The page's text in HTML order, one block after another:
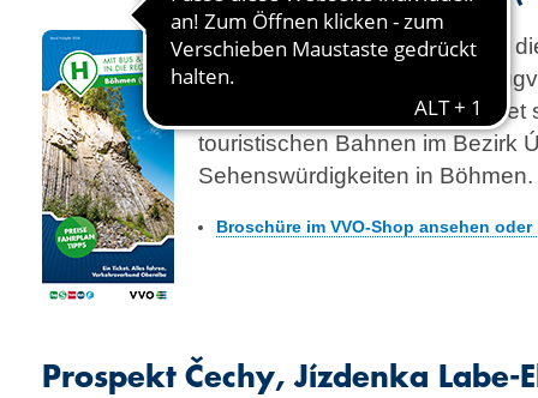
In dieser Broschüre finden Sie
überschreitenden Bus- und
mationen zum Elbe-Labe-
touristischen Bahnen im Bezirk
Sehenswürdigkeiten in Böhmen.
Broschüre im VVO-Shop ansehen
Prospekt Čechy, Jízdenka Labe-